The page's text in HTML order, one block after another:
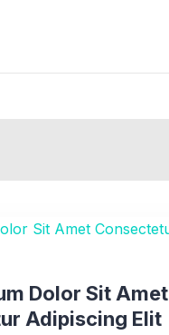
Dolor Sit Amet
Adipiscing Elit